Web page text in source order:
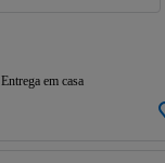
Entrega em casa